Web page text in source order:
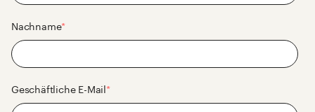
Nachname*
Geschäftliche E-Mail*